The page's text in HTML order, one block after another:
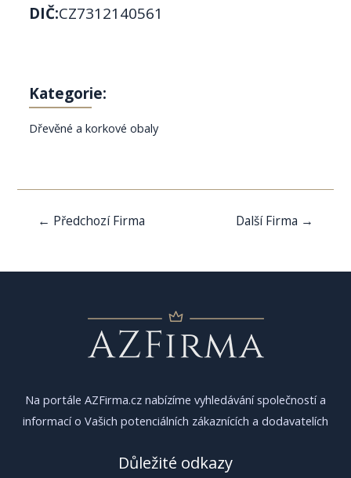
DIČ:CZ7312140561
Kategorie:
Dřevěné a korkové obaly
Navigace
← Předchozí Firma Další Firma →
Na portále AZFirma.cz nabízíme vyhledávání společností a
informací o Vašich potenciálních zákaznících a dodavatelích
Důležité odkazy